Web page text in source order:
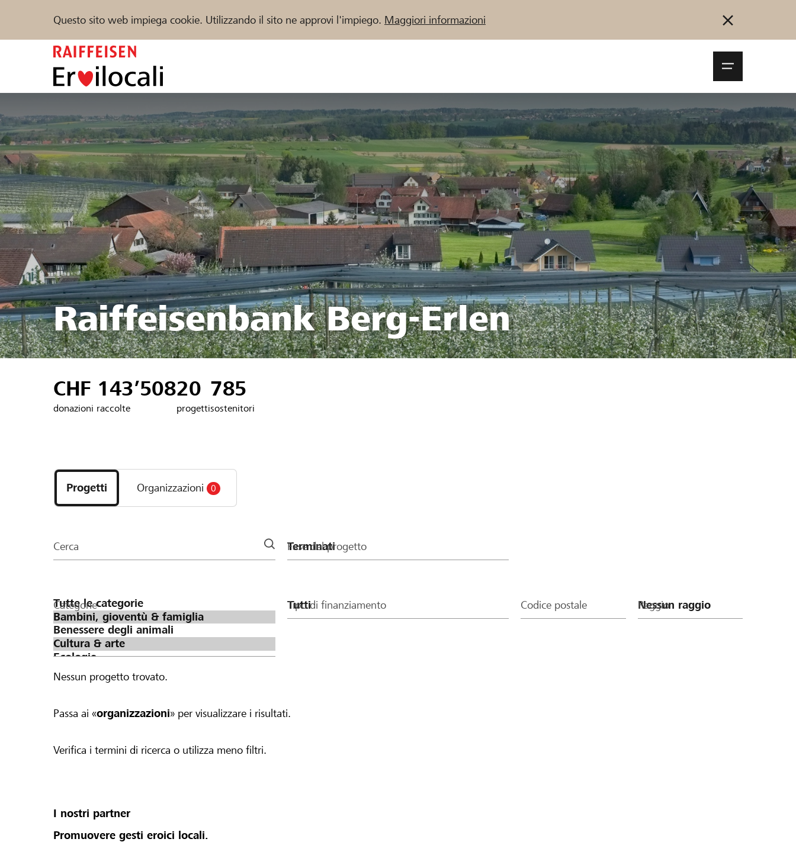
Questo sito web impiega cookie. Utilizzando il sito ne approvi l'impiego. Maggiori informazioni
Sostenere Aiuto & supporto Partner / Banche Raiffeisen Collegarsi Registrazione
Trova progetti e organizzazioni Inizia ora
DE FR IT
Raiffeisenbank Berg-Erlen
CHF 143’508
donazioni raccolte
20
progetti
785
sostenitori
i
progetti
e
della
Progetti Organizzazioni 0
Cerca Fase del progetto
Categorie Tipo di finanziamento Codice postale Raggio
Nessun progetto trovato.
Passa ai «organizzazioni» per visualizzare i risultati.
Verifica i termini di ricerca o utilizza meno filtri.
I nostri partner
Promuovere gesti eroici locali.